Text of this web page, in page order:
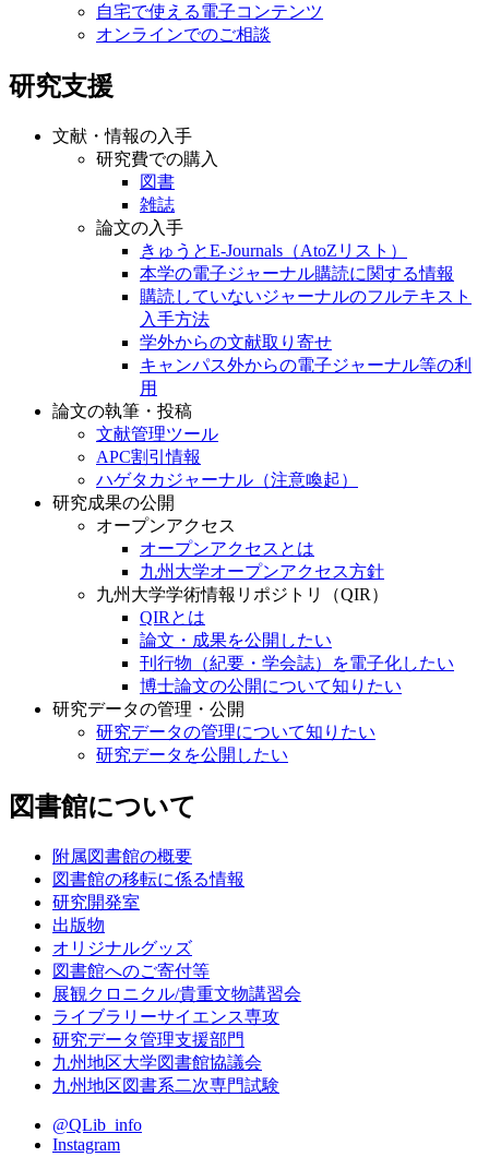
自宅で使える電子コンテンツ
オンラインでのご相談
研究支援
文献・情報の入手
研究費での購入
図書
雑誌
論文の入手
きゅうとE-Journals（AtoZリスト）
本学の電子ジャーナル購読に関する情報
購読していないジャーナルのフルテキスト
入手方法
学外からの文献取り寄せ
キャンパス外からの電子ジャーナル等の利
用
論文の執筆・投稿
文献管理ツール
APC割引情報
ハゲタカジャーナル（注意喚起）
研究成果の公開
オープンアクセス
オープンアクセスとは
九州大学オープンアクセス方針
九州大学学術情報リポジトリ（QIR）
QIRとは
論文・成果を公開したい
刊行物（紀要・学会誌）を電子化したい
博士論文の公開について知りたい
研究データの管理・公開
研究データの管理について知りたい
研究データを公開したい
図書館について
附属図書館の概要
図書館の移転に係る情報
研究開発室
出版物
オリジナルグッズ
図書館へのご寄付等
展観クロニクル/貴重文物講習会
ライブラリーサイエンス専攻
研究データ管理支援部門
九州地区大学図書館協議会
九州地区図書系二次専門試験
@QLib_info
Instagram